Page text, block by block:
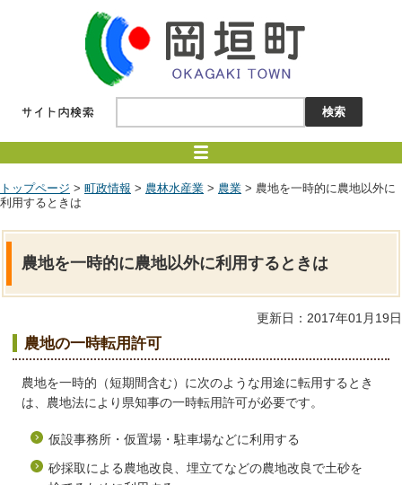
トップページ > 町政情報 > 農林水産業 > 農業 > 農地を一時的に農地以外に
利用するときは
農地を一時的に農地以外に利用するときは
更新日：2017年01月19日
農地の一時転用許可
農地を一時的（短期間含む）に次のような用途に転用するとき
は、農地法により県知事の一時転用許可が必要です。
仮設事務所・仮置場・駐車場などに利用する
砂採取による農地改良、埋立てなどの農地改良で土砂を